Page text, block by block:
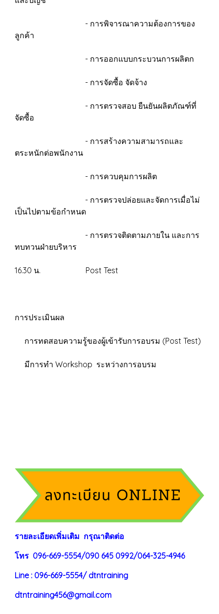
- การพิจารณาความต้องการของ
ลูกค้า
- การออกแบบกระบวนการผลิตก
- การจัดซื้อ จัดจ้าง
- การตรวจสอบ ยืนยันผลิตภัณฑ์ที่
จัดซื้อ
- การสร้างความสามารถและ
ตระหนักต่อพนักงาน
- การควบคุมการผลิต
- การตรวจปล่อยและจัดการเมื่อไม่
เป็นไปตามข้อกำหนด
- การตรวจติดตามภายใน และการ
ทบทวนฝ่ายบริหาร
16.30 น. Post Test
การประเมินผล
การทดสอบความรู้ของผู้เข้ารับการอบรม (Post Test)
มีการทำ Workshop ระหว่างการอบรม
รายละเอียดเพิ่มเติม กรุณาติดต่อ
โทร 096-669-5554/090 645 0992/064-325-4946
Line : 096-669-5554/ dtntraining
dtntraining456@gmail.com